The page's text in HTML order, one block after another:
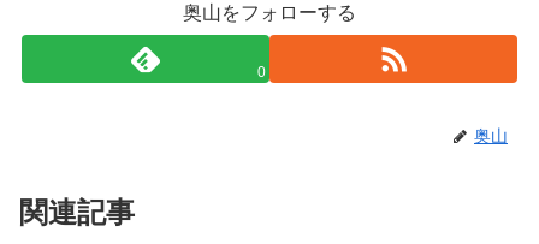
奥山をフォローする
0
奥山
関連記事